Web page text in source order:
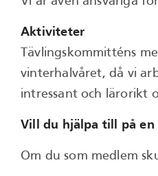
Aktiviteter
Tävlingskommitténs
vinterhalvåret, då vi
intressant och lärorikt
Vill du hjälpa till på en
Om du som medlem